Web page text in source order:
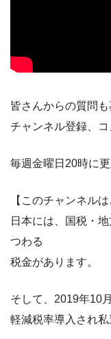
皆さんからの質問も
チャンネル登録、
毎週金曜日20時に更
【このチャンネル
日本には、国税・
つわる
税金があります。
そして、2019年10
軽減税率導入され私